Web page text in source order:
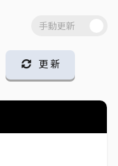
更 新